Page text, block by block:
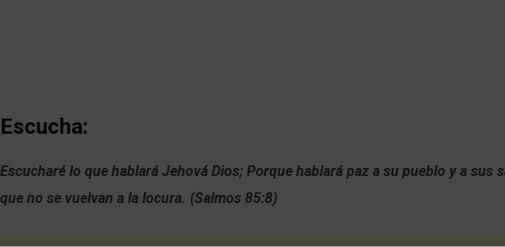
Escucha:
Escucharé lo que hablará Jehová Dios; Porque hablará paz a su pueblo y a sus
que no se vuelvan a la locura. (Salmos 85:8)